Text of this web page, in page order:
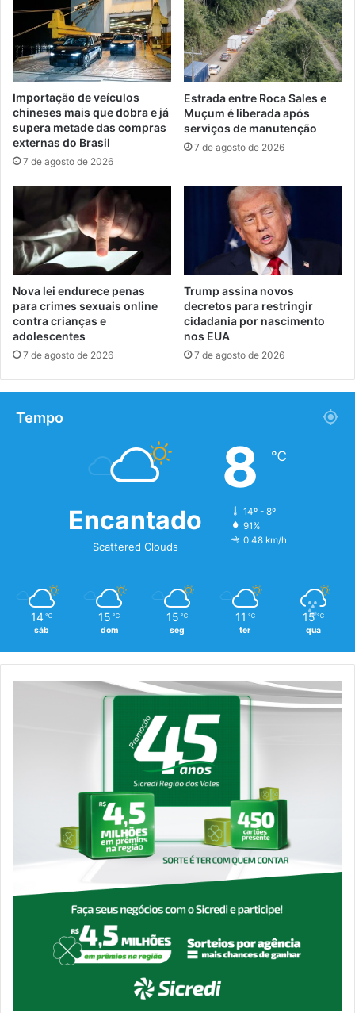
Importação de veículos
chineses mais que dobra e já
supera metade das compras
externas do Brasil
7 de agosto de 2026
Estrada entre Roca Sales e
Muçum é liberada após
serviços de manutenção
7 de agosto de 2026
Nova lei endurece penas
para crimes sexuais online
contra crianças e
adolescentes
7 de agosto de 2026
Trump assina novos
decretos para restringir
cidadania por nascimento
nos EUA
7 de agosto de 2026
Tempo
Encantado
Scattered Clouds
8 ℃
14º - 8º
91%
0.48 km/h
14 ℃
sáb
15 ℃
dom
15 ℃
seg
11 ℃
ter
15 ℃
qua